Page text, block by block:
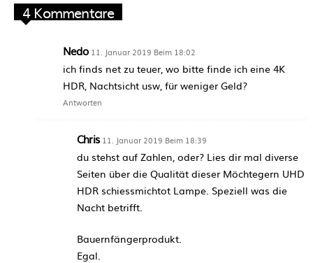
4 Kommentare
Nedo 11. Januar 2019 Beim 18:02
ich finds net zu teuer, wo bitte finde ich eine 4K
HDR, Nachtsicht usw, für weniger Geld?
Antworten
Chris 11. Januar 2019 Beim 18:39
du stehst auf Zahlen, oder? Lies dir mal diverse
Seiten über die Qualität dieser Möchtegern UHD
HDR schiessmichtot Lampe. Speziell was die
Nacht betrifft.
Bauernfängerprodukt.
Egal.